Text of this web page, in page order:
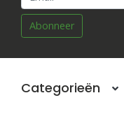
Abonneer
Categorieën